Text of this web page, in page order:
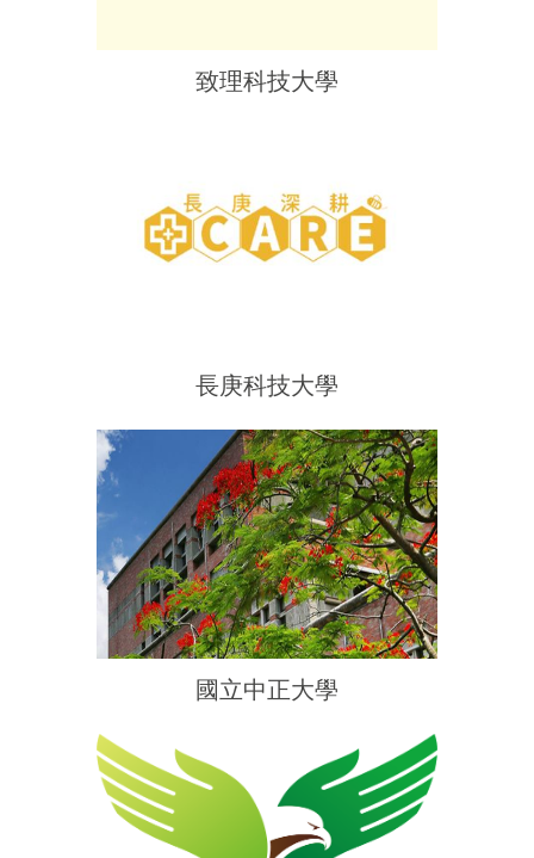
致理科技大學
長庚科技大學
國立中正大學